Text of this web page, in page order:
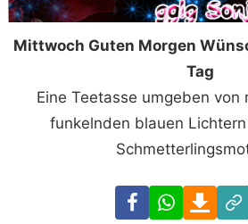
Mittwoch Guten Morgen
Tag
Eine Teetasse umgeben von
funkelnden blauen
FacebookWhatsApp